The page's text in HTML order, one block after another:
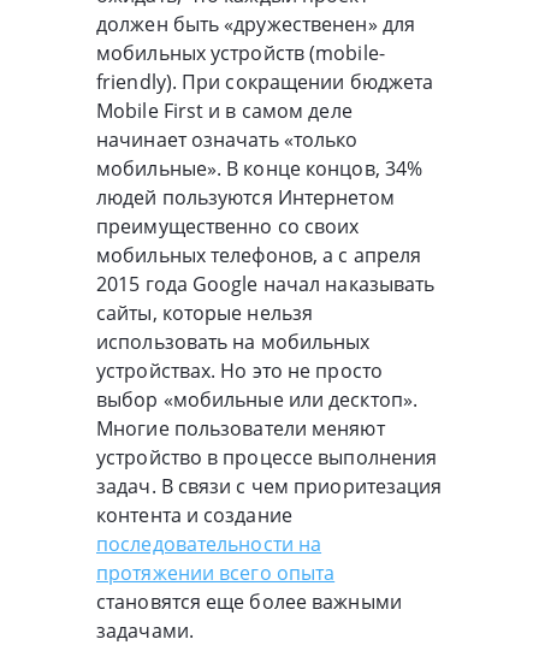
должен быть «дружественен» для
мобильных устройств (mobile-
friendly). При сокращении бюджета
Mobile First и в самом деле
начинает означать «только
мобильные». В конце концов, 34%
людей пользуются Интернетом
преимущественно со своих
мобильных телефонов, а с апреля
2015 года Google начал наказывать
сайты, которые нельзя
использовать на мобильных
устройствах. Но это не просто
выбор «мобильные или десктоп».
Многие пользователи меняют
устройство в процессе выполнения
задач. В связи с чем приоритезация
контента и создание
последовательности на
протяжении всего опыта
становятся еще более важными
задачами.